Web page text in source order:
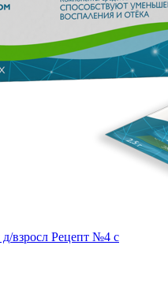
взросл Рецепт №4 с